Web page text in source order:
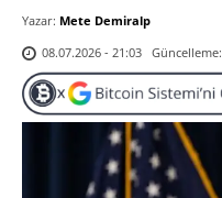
Yazar: Mete Demiralp
08.07.2026 - 21:03 Güncelleme: